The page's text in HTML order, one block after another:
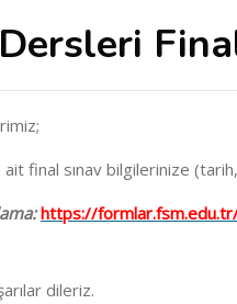
final sınav bilgilerinize
https://
dileriz.